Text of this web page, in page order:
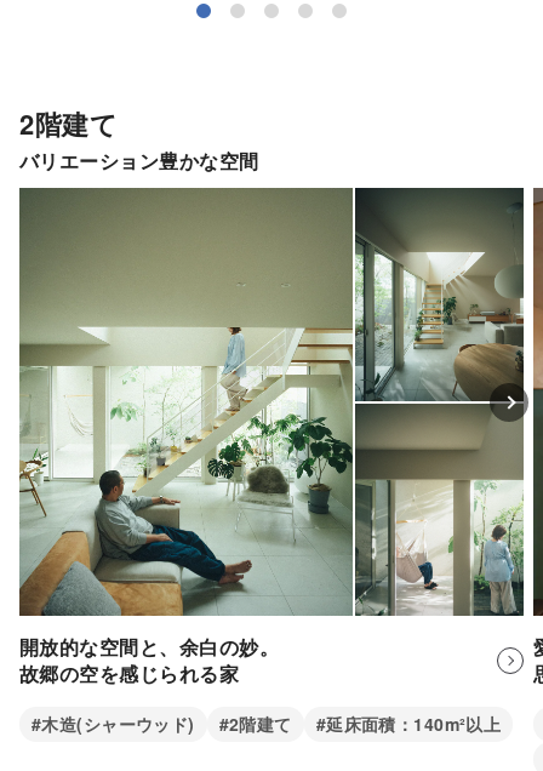
2階建て
バリエーション豊かな空間
開放的な空間と、余白の妙。
故郷の空を感じられる家
#木造(シャーウッド) #2階建て #延床面積：140m²以上